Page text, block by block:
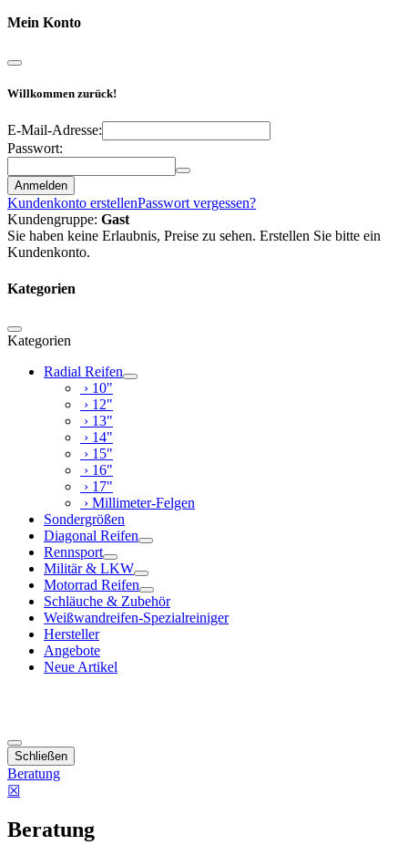
Mein Konto
Willkommen zurück!
E-Mail-Adresse:
Passwort:
Anmelden
Kundenkonto erstellenPasswort vergessen?
Kundengruppe: Gast
Sie haben keine Erlaubnis, Preise zu sehen. Erstellen Sie bitte ein
Kundenkonto.
Kategorien
Kategorien
Radial Reifen
› 10"
› 12"
› 13"
› 14"
› 15"
› 16"
› 17"
› Millimeter-Felgen
Sondergrößen
Diagonal Reifen
Rennsport
Militär & LKW
Motorrad Reifen
Schläuche & Zubehör
Weißwandreifen-Spezialreiniger
Hersteller
Angebote
Neue Artikel
Schließen
Beratung
☒
Beratung